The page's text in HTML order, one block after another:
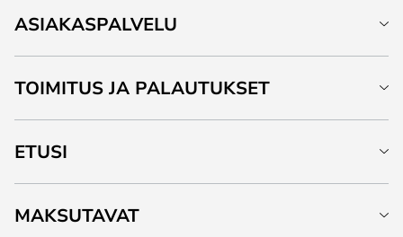
ASIAKASPALVELU
TOIMITUS JA PALAUTUKSET
ETUSI
MAKSUTAVAT